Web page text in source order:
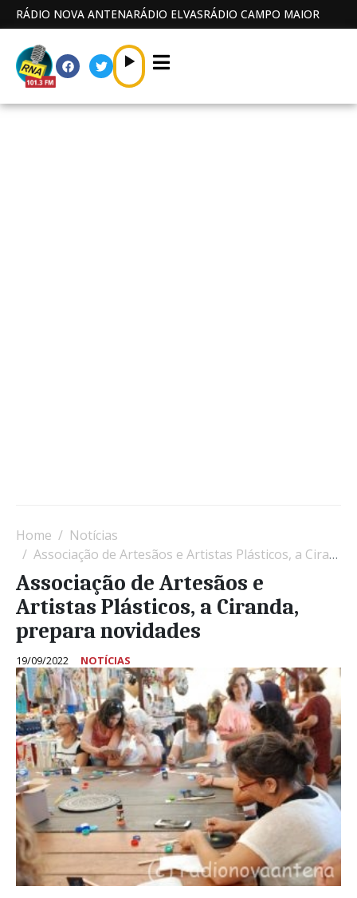
RÁDIO NOVA ANTENARÁDIO ELVASRÁDIO CAMPO MAIOR
Home
Notícias
Associação de Artesãos e Artistas Plásticos, a Ciranda, prepara novidades
Associação de Artesãos e
Artistas Plásticos, a Ciranda,
prepara novidades
19/09/2022 NOTÍCIAS